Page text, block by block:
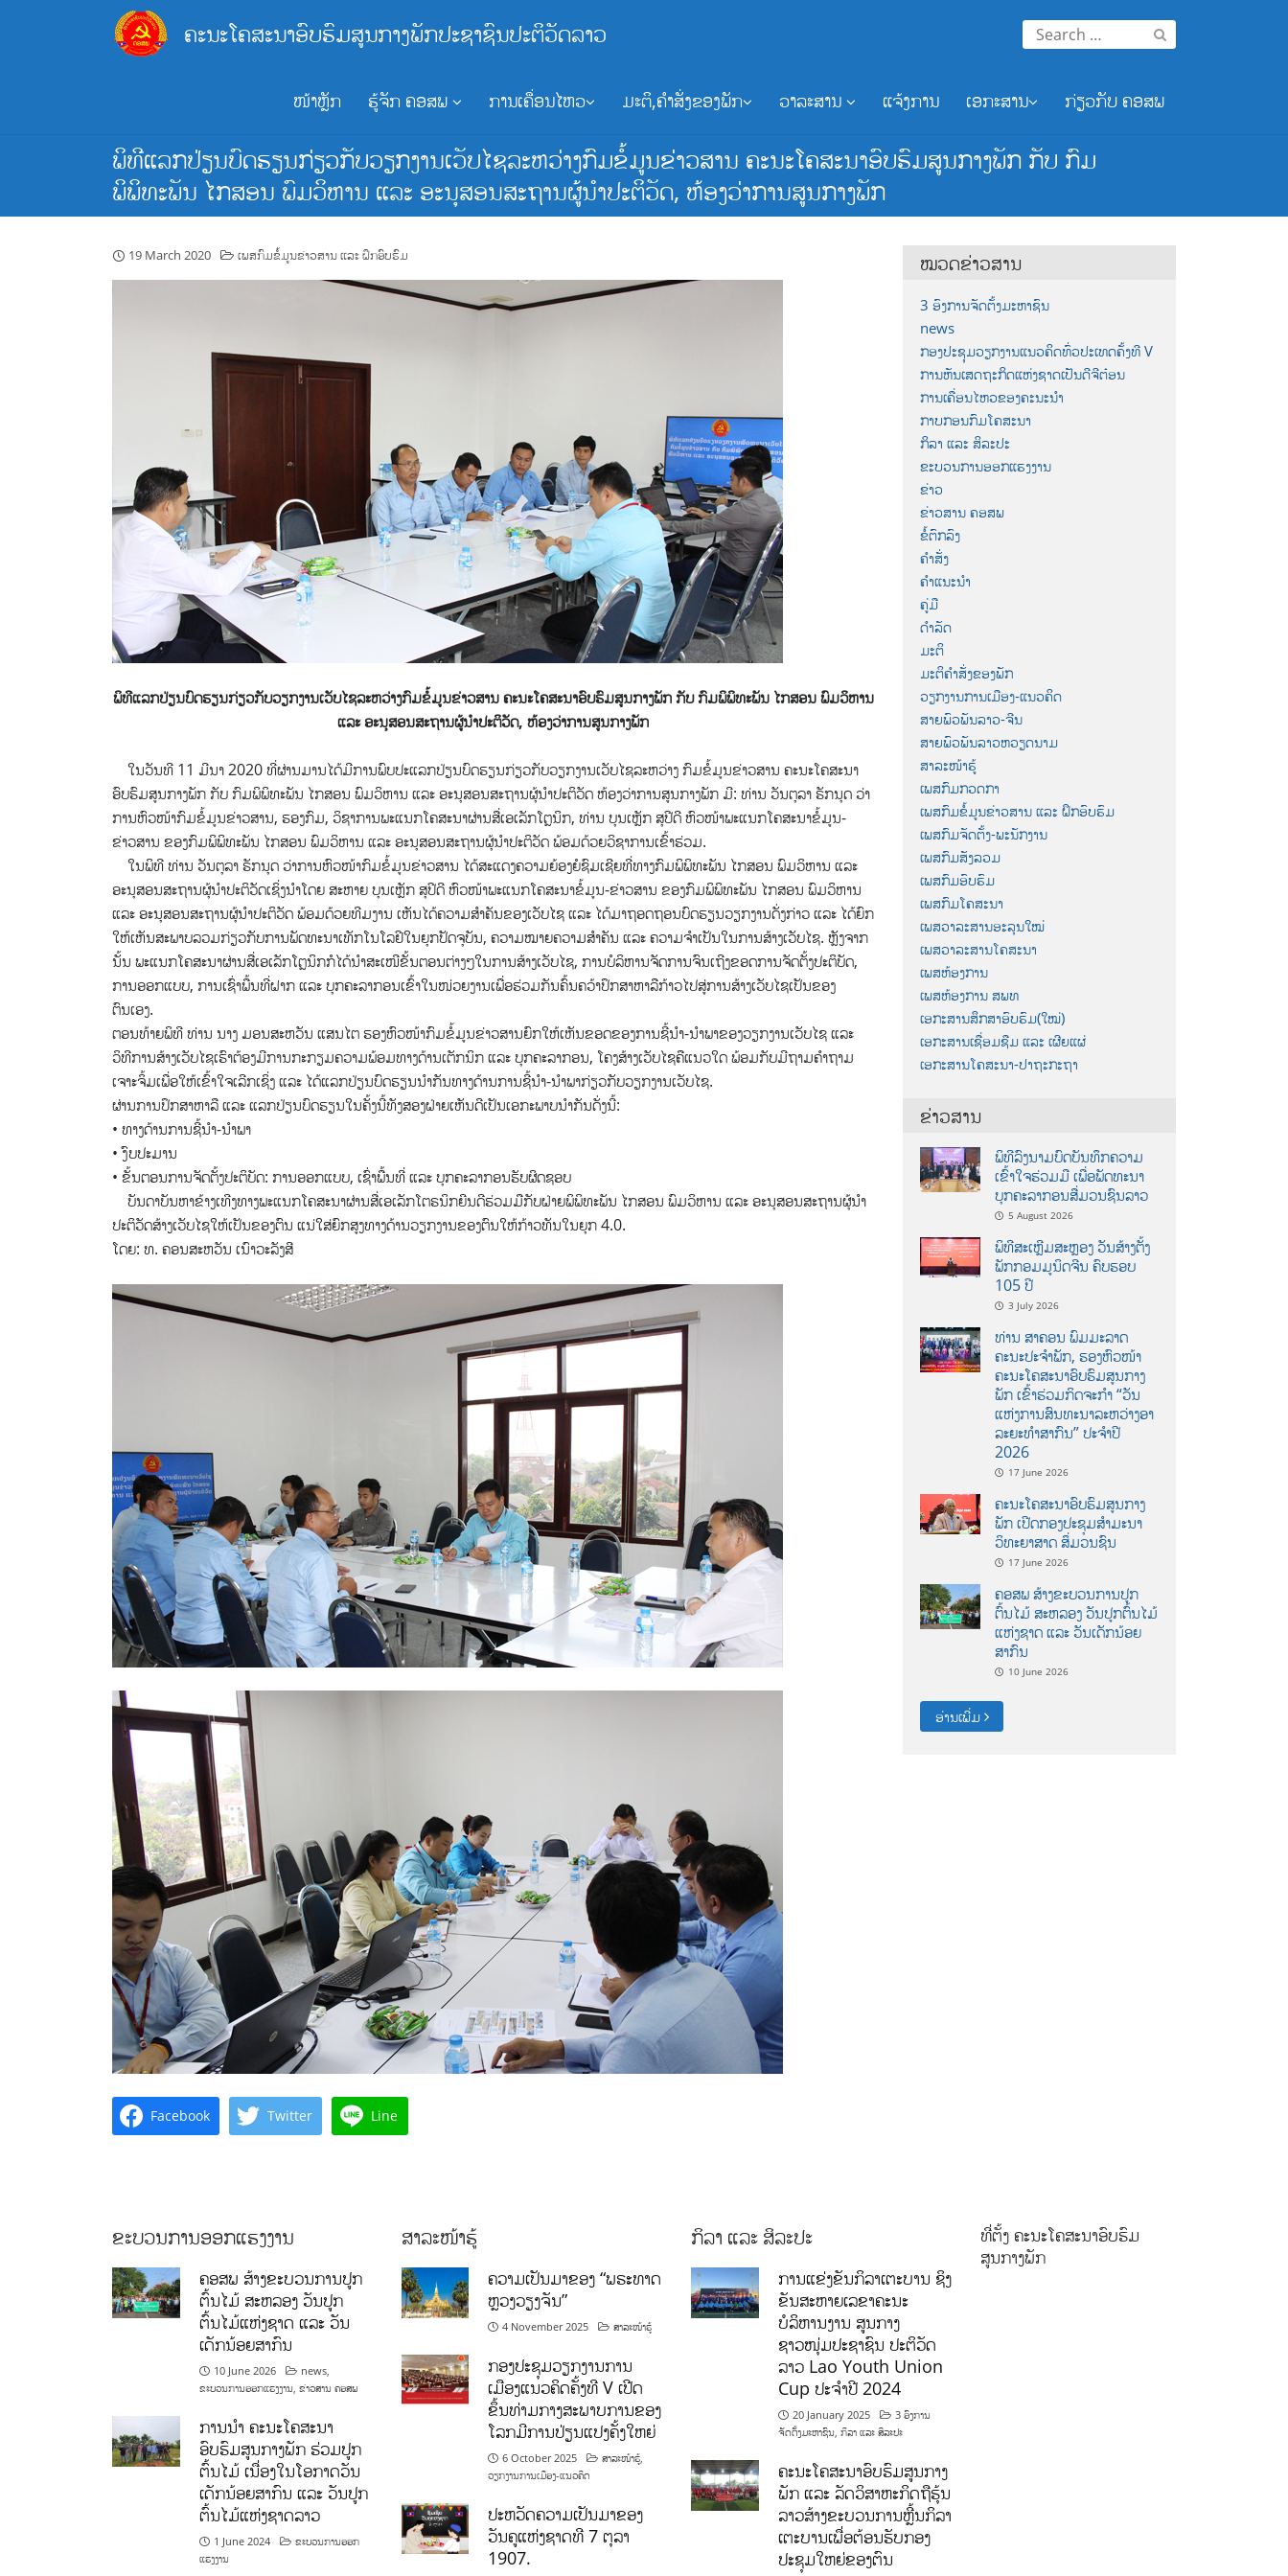
ຄະນະໂຄສະນາອົບຮົມສູນກາງພັກປະຊາຊົນປະຕິວັດລາວ
Search
for:
ໜ້າຫຼັກ ຮູ້ຈັກ ຄອສພ ການເຄື່ອນໄຫວ ມະຕິ,ຄຳສັ່ງຂອງພັກ ວາລະສານ ແຈ້ງການ ເອກະສານ ກ່ຽວກັບ ຄອສພ
ພິທີແລກປ່ຽນບົດຮຽນກ່ຽວກັບວຽກງານເວັບໄຊລະຫວ່າງກົມຂໍ້ມູນຂ່າວສານ ຄະນະໂຄສະນາອົບຮົມສູນກາງພັກ ກັບ ກົມ
ພິພິທະພັນ ໄກສອນ ພົມວິຫານ ແລະ ອະນຸສອນສະຖານຜູ້ນຳປະຕິວັດ, ຫ້ອງວ່າການສູນກາງພັກ
19 March 2020 ເພສກົມຂໍ້ມູນຂ່າວສານ ແລະ ຝຶກອົບຮົມ
ພິທີແລກປ່ຽນບົດຮຽນກ່ຽວກັບວຽກງານເວັບໄຊລະຫວ່າງກົມຂໍ້ມູນຂ່າວສານ ຄະນະໂຄສະນາອົບຮົມສູນກາງພັກ ກັບ ກົມພິພິທະພັນ ໄກສອນ ພົມວິຫານ
ແລະ ອະນຸສອນສະຖານຜູ້ນຳປະຕິວັດ, ຫ້ອງວ່າການສູນກາງພັກ
ໃນວັນທີ 11 ມີນາ 2020 ທີ່ຜ່ານມານໄດ້ມີການພົບປະແລກປ່ຽນບົດຮຽນກ່ຽວກັບວຽກງານເວັບໄຊລະຫວ່າງ ກົມຂໍ້ມູນຂ່າວສານ ຄະນະໂຄສະນາ
ອົບຮົມສູນກາງພັກ ກັບ ກົມພິພິທະພັນ ໄກສອນ ພົມວິຫານ ແລະ ອະນຸສອນສະຖານຜຸ້ນຳປະຕິວັດ ຫ້ອງວ່າການສູນກາງພັກ ມີ: ທ່ານ ວັນຕຸລາ ຣັກນຸດ ວ່າ
ການຫົວໜ້າກົມຂໍ້ມູນຂ່າວສານ, ຮອງກົມ, ວິຊາການພະແນກໂຄສະນາຜ່ານສື່ເອເລັກໂຕຼນິກ, ທ່ານ ບຸນເຫຼັກ ສຸປີດີ ຫົວໜ້າພະແນກໂຄສະນາຂໍ້ມູນ-
ຂ່າວສານ ຂອງກົມພິພິທະພັນ ໄກສອນ ພົມວິຫານ ແລະ ອະນຸສອນສະຖານຜຸ້ນຳປະຕິວັດ ພ້ອມດ້ວຍວິຊາການເຂົ້າຮ່ວມ.
ໃນພິທີ ທ່ານ ວັນຕຸລາ ຣັກນຸດ ວ່າການຫົວໜ້າກົມຂໍ້ມູນຂ່າວສານ ໄດ້ສະແດງຄວາມຍ້ອງຍໍຊົມເຊີຍທີ່ທາງກົມພິພິທະພັນ ໄກສອນ ພົມວິຫານ ແລະ
ອະນຸສອນສະຖານຜຸ້ນຳປະຕິວັດເຊິ່ງນຳໂດຍ ສະຫາຍ ບຸນເຫຼັກ ສຸປີດີ ຫົວໜ້າພະແນກໂຄສະນາຂໍ້ມູນ-ຂ່າວສານ ຂອງກົມພິພິທະພັນ ໄກສອນ ພົມວິຫານ
ແລະ ອະນຸສອນສະຖານຜຸ້ນຳປະຕິວັດ ພ້ອມດ້ວຍທີມງານ ເຫັນໄດ້ຄວາມສຳຄັນຂອງເວັບໄຊ ແລະ ໄດ້ມາຖອດຖອນບົດຮຽນວຽກງານດັ່ງກ່າວ ແລະ ໄດ້ຍົກ
ໃຫ້ເຫັນສະພາບລວມກ່ຽວກັບການພັດທະນາເທັກໂນໂລຢີໃນຍຸກປັດຈຸບັນ, ຄວາມໝາຍຄວາມສຳຄັນ ແລະ ຄວາມຈຳເປັນໃນການສ້າງເວັບໄຊ. ຫຼັງຈາກ
ນັ້ນ ພະແນກໂຄສະນາຜ່ານສື່ເອເລັກໂຕຼນິກກໍໄດ້ນຳສະເໜີຂັ້ນຕອນຕ່າງໆໃນການສ້າງເວັບໄຊ, ການບໍລິຫານຈັດການຈົນເຖີງຂອດການຈັດຕັ້ງປະຕິບັດ,
ການອອກແບບ, ການເຊົ່າພື້ນທີ່ຝາກ ແລະ ບຸກຄະລາກອນເຂົ້າໃນໜ່ວຍງານເພື່ອຮ່ວມກັນຄົ້ນຄວ້າປຶກສາຫາລືກ້າວໄປສູ່ການສ້າງເວັບໄຊເປັນຂອງ
ຕົນເອງ.
ຕອນທ້າຍພິທີ ທ່ານ ນາງ ມອນສະຫວັນ ແສນໄຕ ຮອງຫົວໜ້າກົມຂໍ້ມູນຂ່າວສານຍົກໃຫ້ເຫັນຂອດຂອງການຊີ້ນຳ-ນຳພາຂອງວຽກງານເວັບໄຊ ແລະ
ວິທີການສ້າງເວັບໄຊເຮົາຕ້ອງມີການກະກຽມຄວາມພ້ອມທາງດ້ານເຕັກນິກ ແລະ ບຸກຄະລາກອນ, ໂຄງສ້າງເວັບໄຊຄືແນວໃດ ພ້ອມກັບມີຖາມຄຳຖາມ
ເຈາະຈິ້ມເພື່ອໃຫ້ເຂົ້າໃຈເລີກເຊິ່ງ ແລະ ໄດ້ແລກປ່ຽນບົດຮຽນນຳກັນທາງດ້ານການຊີ້ນຳ-ນຳພາກ່ຽວກັບວຽກງານເວັບໄຊ.
ຜ່ານການປຶກສາຫາລື ແລະ ແລກປ່ຽນບົດຮຽນໃນຄັ້ງນີ້ທັງສອງຝ່າຍເຫັນດີເປັນເອກະພາບນຳກັນດັ່ງນີ້:
• ທາງດ້ານການຊີ້ນຳ-ນຳພາ
• ງົບປະມານ
• ຂັ້ນຕອນການຈັດຕັ້ງປະຕິບັດ: ການອອກແບບ, ເຊົ່າພື້ນທີ່ ແລະ ບຸກຄະລາກອນຮັບຜິດຊອບ
ບັນດາບັນຫາຂ້າງເທີງທາງພະແນກໂຄສະນາຜ່ານສື່ເອເລັກໂຕຣນິກຍີນດີຮ່ວມມືກັບຝ່າຍພິພິທະພັນ ໄກສອນ ພົມວິຫານ ແລະ ອະນຸສອນສະຖານຜຸ້ນຳ
ປະຕິວັດສ້າງເວັບໄຊໃຫ້ເປັນຂອງຕົນ ແນ່ໃສ່ຍົກສູງທາງດ້ານວຽກງານຂອງຕົນໃຫ້ກ້າວທັນໃນຍຸກ 4.0.
ໂດຍ: ທ. ຄອນສະຫວັນ ເນົາວະລັງສີ
Facebook Twitter Line
ໝວດຂ່າວສານ
3 ອົງການຈັດຕັ້ງມະຫາຊົນ
news
ກອງປະຊຸມວຽກງານແນວຄິດທົ່ວປະເທດຄັ້ງທີ V
ການຫັນເສດຖະກິດແຫ່ງຊາດເປັນດີຈີຕ໋ອນ
ການເຄື່ອນໄຫວຂອງຄະນະນຳ
ກາບກອນກົມໂຄສະນາ
ກິລາ ແລະ ສິລະປະ
ຂະບວນການອອກແຮງງານ
ຂ່າວ
ຂ່າວສານ ຄອສພ
ຂໍ້ຕົກລົງ
ຄຳສັ່ງ
ຄຳແນະນຳ
ຄູ່ມື
ດຳລັດ
ມະຕິ
ມະຕິຄຳສັ່ງຂອງພັກ
ວຽກງານການເມືອງ-ແນວຄິດ
ສາຍພົວພັນລາວ-ຈີນ
ສາຍພົວພັນລາວຫວຽດນາມ
ສາລະໜ້າຮູ້
ເພສກົມກວດກາ
ເພສກົມຂໍ້ມູນຂ່າວສານ ແລະ ຝຶກອົບຮົມ
ເພສກົມຈັດຕັ້ງ-ພະນັກງານ
ເພສກົມສັງລວມ
ເພສກົມອົບຮົມ
ເພສກົມໂຄສະນາ
ເພສວາລະສານອະລຸນໃໝ່
ເພສວາລະສານໂຄສະນາ
ເພສຫ້ອງການ
ເພສຫ້ອງການ ສພທ
ເອກະສານສຶກສາອົບຮົມ(ໃໝ່)
ເອກະສານເຊື່ອມຊືມ ແລະ ເຜີຍແຜ່
ເອກະສານໂຄສະນາ-ປາຖະກະຖາ
ຂ່າວສານ
ພິທີລົງນາມບົດບັນທຶກຄວາມ
ເຂົ້າໃຈຮ່ວມມື ເພື່ອພັດທະນາ
ບຸກຄະລາກອນສື່ມວນຊົນລາວ
5 August 2026
ພິທີສະເຫຼີມສະຫຼອງ ວັນສ້າງຕັ້ງ
ພັກກອມມູນິດຈີນ ຄົບຮອບ
105 ປີ
3 July 2026
ທ່ານ ສາຄອນ ພົມມະລາດ
ຄະນະປະຈໍາພັກ, ຮອງຫົວໜ້າ
ຄະນະໂຄສະນາອົບຮົມສູນກາງ
ພັກ ເຂົ້າຮ່ວມກິດຈະກຳ “ວັນ
ແຫ່ງການສົນທະນາລະຫວ່າງອາ
ລະຍະທຳສາກົນ” ປະຈຳປີ
2026
17 June 2026
ຄະນະໂຄສະນາອົບຮົມສູນກາງ
ພັກ ເປີດກອງປະຊຸມສຳມະນາ
ວິທະຍາສາດ ສຶ່ມວນຊົນ
17 June 2026
ຄອສພ ສ້າງຂະບວນການປູກ
ຕົ້ນໄມ້ ສະຫລອງ ວັນປູກຕົ້ນໄມ້
ແຫ່ງຊາດ ແລະ ວັນເດັກນ້ອຍ
ສາກົນ
10 June 2026
ອ່ານເພີ່ມ
ຂະບວນການອອກແຮງງານ
ຄອສພ ສ້າງຂະບວນການປູກ
ຕົ້ນໄມ້ ສະຫລອງ ວັນປູກ
ຕົ້ນໄມ້ແຫ່ງຊາດ ແລະ ວັນ
ເດັກນ້ອຍສາກົນ
10 June 2026 news,
ຂະບວນການອອກແຮງງານ, ຂ່າວສານ ຄອສພ
ການນໍາ ຄະນະໂຄສະນາ
ອົບຮົມສູນກາງພັກ ຮ່ວມປູກ
ຕົ້ນໄມ້ ເນື່ອງໃນໂອກາດວັນ
ເດັກນ້ອຍສາກົນ ແລະ ວັນປູກ
ຕົ້ນໄມ້ແຫ່ງຊາດລາວ
1 June 2024
ຂະບວນການອອກ
ແຮງງານ
ສາລະໜ້າຮູ້
ຄວາມເປັນມາຂອງ “ພຣະທາດ
ຫຼວງວຽງຈັນ”
4 November 2025 ສາລະໜ້າຮູ້
ກອງປະຊຸມວຽກງານການ
ເມືອງແນວຄິດຄັ້ງທີ V ເປີດ
ຂຶ້ນທ່າມກາງສະພາບການຂອງ
ໂລກມີການປ່ຽນແປງຄັ້ງໃຫຍ່
6 October 2025 ສາລະໜ້າຮູ້,
ວຽກງານການເມືອງ-ແນວຄິດ
ປະຫວັດຄວາມເປັນມາຂອງ
ວັນຄູແຫ່ງຊາດທີ 7 ຕຸລາ
1907.
ກິລາ ແລະ ສິລະປະ
ການແຂ່ງຂັນກິລາເຕະບານ ຊິງ
ຂັນສະຫາຍເລຂາຄະນະ
ບໍລິຫານງານ ສູນກາງ
ຊາວໜຸ່ມປະຊາຊົນ ປະຕິວັດ
ລາວ Lao Youth Union
Cup ປະຈຳປີ 2024
20 January 2025
3 ອົງການ
ຈັດຕັ້ງມະຫາຊົນ, ກິລາ ແລະ ສິລະປະ
ຄະນະໂຄສະນາອົບຮົມສູນກາງ
ພັກ ແລະ ລັດວິສາຫະກິດຖືຮຸ້ນ
ລາວສ້າງຂະບວນການຫຼີ້ນກິລາ
ເຕະບານເພື່ອຕ້ອນຮັບກອງ
ປະຊຸມໃຫຍ່ຂອງຕົນ
ທີ່ຕັ້ງ ຄະນະໂຄສະນາອົບຮົມ
ສູນກາງພັກ